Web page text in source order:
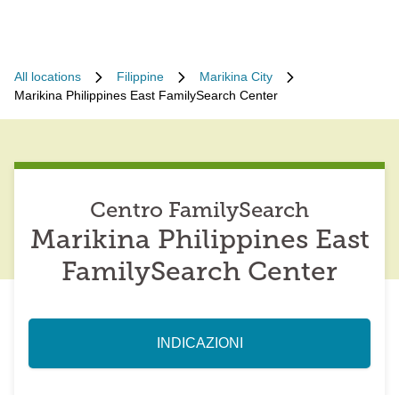
All locations Filippine
Marikina City
Marikina Philippines East FamilySearch Center
Centro FamilySearch
Marikina Philippines East
FamilySearch Center
INDICAZIONI